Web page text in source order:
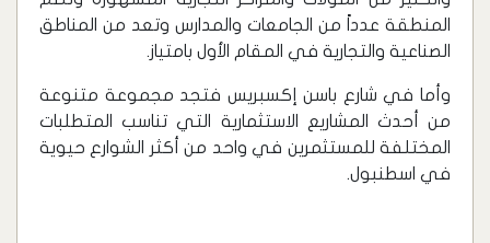
المنطقة عدداً من الجامعات والمدارس وتعد من المناطق
الصناعية والتجارية في المقام الأول بامتياز.
وأما في شارع باسن إكسبريس فتجد مجموعة متنوعة
من أحدث المشاريع الاستثمارية التي تناسب المتطلبات
المختلفة للمستثمرين في واحد من أكثر الشوارع حيوية
في اسطنبول.